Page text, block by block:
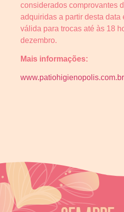
considerados comprovantes
adquiridas a partir desta data
válida para trocas até às 18
dezembro.
Mais informações:
www.patiohigienopolis.com.br